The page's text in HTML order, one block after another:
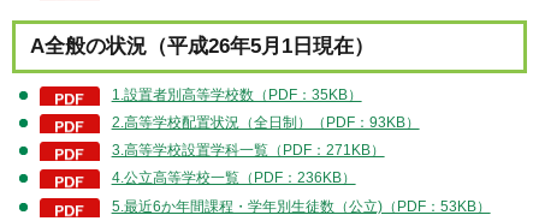
A全般の状況（平成26年5月1日現在）
1.設置者別高等学校数（PDF：35KB）
2.高等学校配置状況（全日制）（PDF：93KB）
3.高等学校設置学科一覧（PDF：271KB）
4.公立高等学校一覧（PDF：236KB）
5.最近6か年間課程・学年別生徒数（公立)（PDF：53KB）